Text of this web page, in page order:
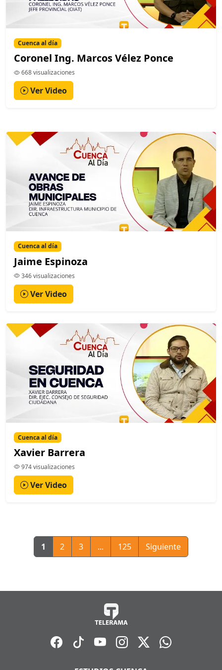
Cuenca al día
Coronel Ing. Marcos Vélez Ponce
668 visualizaciones
Ver Video
Cuenca al día
Jaime Espinoza
346 visualizaciones
Ver Video
Cuenca al día
Xavier Barrera
974 visualizaciones
Ver Video
1 2 3 ... 125 Siguiente